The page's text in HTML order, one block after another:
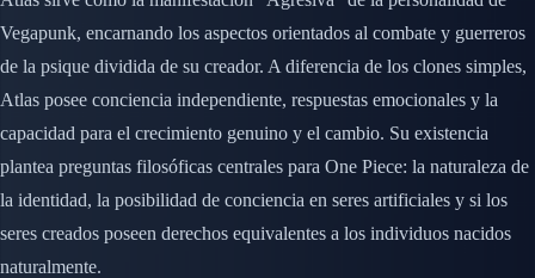
Vegapunk, encarnando los aspectos orientados al combate y guerreros
de la psique dividida de su creador. A diferencia de los clones simples,
Atlas posee conciencia independiente, respuestas emocionales y la
capacidad para el crecimiento genuino y el cambio. Su existencia
plantea preguntas filosóficas centrales para One Piece: la naturaleza de
la identidad, la posibilidad de conciencia en seres artificiales y si los
seres creados poseen derechos equivalentes a los individuos nacidos
naturalmente.